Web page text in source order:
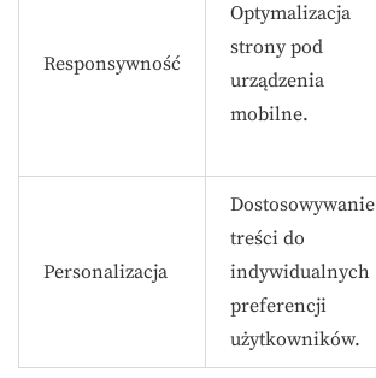
Responsywność
Optymalizacja
strony pod
urządzenia
mobilne.
Personalizacja
Dostosowywanie
treści do
indywidualnych
preferencji
użytkowników.